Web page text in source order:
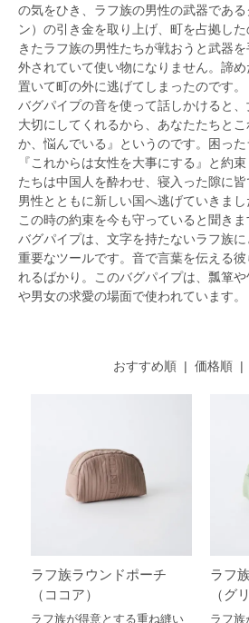
の気をひき、ラフ族の男性の武器であ
ン）の引き金を取り上げ、町を占拠し
きたラフ族の男性たちが戦おうと武器
外されていて使い物になりません。諦
置いて町の外に逃げてしまったのです
バグパイプの音を使って話しかけると
大切にしてくれるから、あなたたちと
か、悩んでいる』というのです。困った
『これからは女性を大事にする』と約
たちは中国人を酔わせ、寝入った隙に
男性とともに新しい国へ逃げていきまし
この時の約束を今も守っていると聞き
バグパイプは、文字を持たないラフ族
重要なツールです。音で言葉を伝える
れるばかり。このバグパイプは、瓢箪
や男女の求愛の場面で使われています。
おすすめ順| 価格順|
ラフ族ラウンドポーチ
（ココア）
ラフ族が得意とする重ね縫い
ラフ
（グ
ラフ族